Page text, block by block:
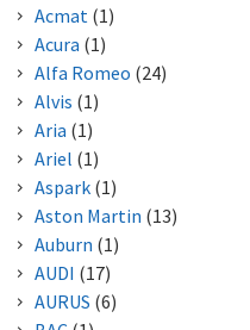
Acmat (1)
Acura (1)
Alfa Romeo (24)
Alvis (1)
Aria (1)
Ariel (1)
Aspark(1)
Aston Martin (13)
Auburn (1)
AUDI (17)
AURUS (6)